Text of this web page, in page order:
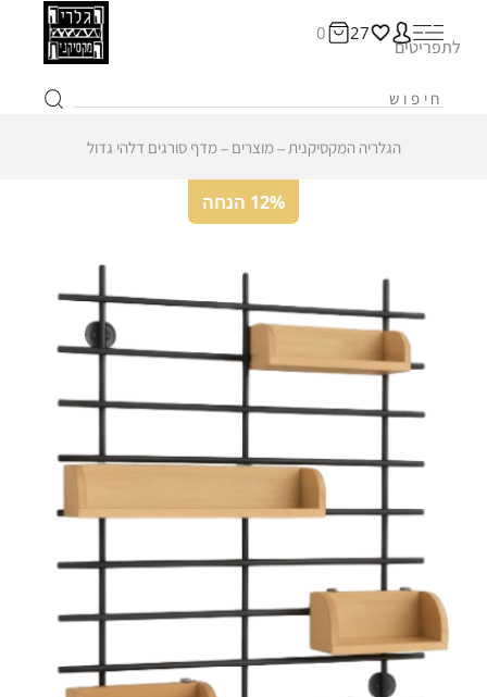
27
0
לתפריטים
הגלריה המקסיקנית ‒מוצרים ‒מדף סורגים דלהי גדול
12% הנחה